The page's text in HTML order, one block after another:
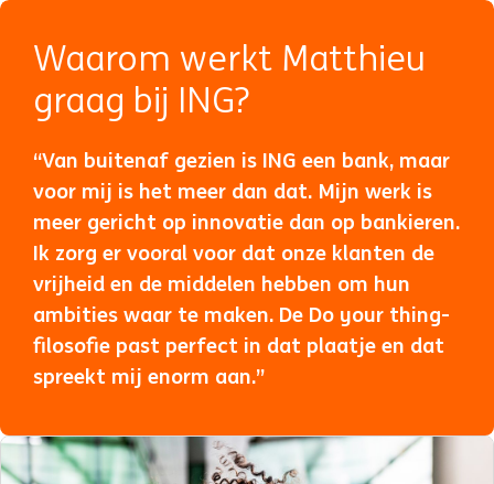
Waarom werkt Matthieu
graag bij ING?
“Van buitenaf gezien is ING een bank, maar
voor mij is het meer dan dat. Mijn werk is
meer gericht op innovatie dan op bankieren.
Ik zorg er vooral voor dat onze klanten de
vrijheid en de middelen hebben om hun
ambities waar te maken. De Do your thing-
filosofie past perfect in dat plaatje en dat
spreekt mij enorm aan.”